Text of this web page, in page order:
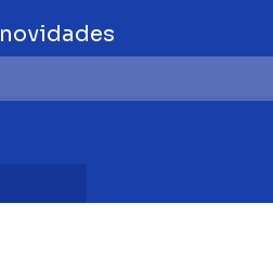
novidades